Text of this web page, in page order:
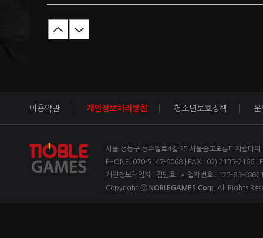
이용약관 개인정보처리방침 청소년보호정책 운
서울 성동구 성수일로4길 25 서울숲코오롱디지털타
PHONE: 070-5147-6068 | FAX : 02) 2135-2166 |
개인정보책임자 : 김민호 | 사업자번호 : 123-86-
Copyright ⓒ NOBLEGAMES Corp. All Rights